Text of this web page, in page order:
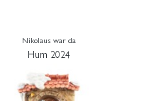
Nikolaus war da
Hum 2024